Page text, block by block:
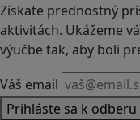
Získate prednostný
aktivitách. Ukážeme
výučbe tak, aby boli
Váš email
Prihláste sa k odberu